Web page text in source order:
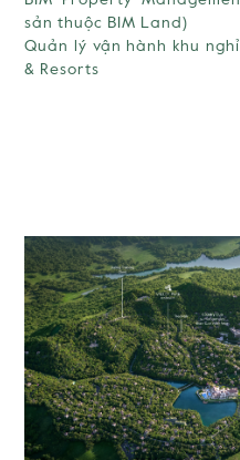
sản thuộc BIM Land)
Quản lý vận hành khu
& Resorts